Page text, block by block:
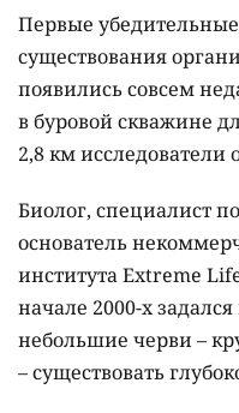
Первые убедительные
существования
появились совсем
в буровой скважине
2,8 км
Биолог, специалист
основатель
института Extreme
начале 2000-х
небольшие черви –
– существовать